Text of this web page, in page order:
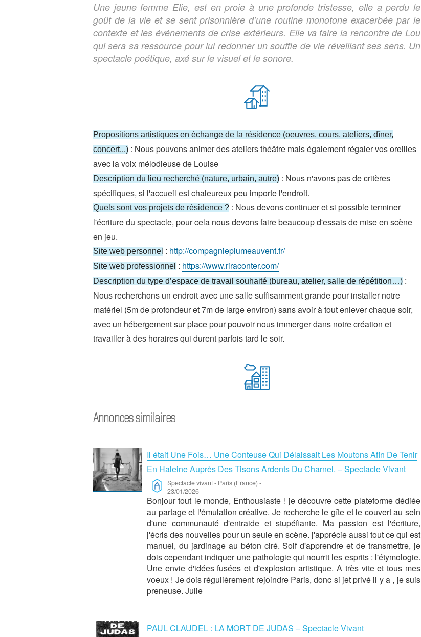
Une jeune femme Elie, est en proie à une profonde tristesse, elle a perdu le
goût de la vie et se sent prisonnière d’une routine monotone exacerbée par le
contexte et les événements de crise extérieurs. Elle va faire la rencontre de Lou
qui sera sa ressource pour lui redonner un souffle de vie réveillant ses sens. Un
spectacle poétique, axé sur le visuel et le sonore.
Propositions artistiques en échange de la résidence (oeuvres, cours, ateliers, dîner,
concert...) : Nous pouvons animer des ateliers théâtre mais également régaler vos oreilles
avec la voix mélodieuse de Louise
Description du lieu recherché (nature, urbain, autre) : Nous n'avons pas de critères
spécifiques, si l'accueil est chaleureux peu importe l'endroit.
Quels sont vos projets de résidence ? : Nous devons continuer et si possible terminer
l'écriture du spectacle, pour cela nous devons faire beaucoup d'essais de mise en scène
en jeu.
Site web personnel : http://compagnieplumeauvent.fr/
Site web professionnel : https://www.riraconter.com/
Description du type d’espace de travail souhaité (bureau, atelier, salle de répétition…) :
Nous recherchons un endroit avec une salle suffisamment grande pour installer notre
matériel (5m de profondeur et 7m de large environ) sans avoir à tout enlever chaque soir,
avec un hébergement sur place pour pouvoir nous immerger dans notre création et
travailler à des horaires qui durent parfois tard le soir.
Annonces similaires
Il était Une Fois… Une Conteuse Qui Délaissait Les Moutons Afin De Tenir
En Haleine Auprès Des Tisons Ardents Du Charnel. – Spectacle Vivant
Spectacle vivant- Paris (France) -
23/01/2026
Bonjour tout le monde, Enthousiaste ! je découvre cette plateforme dédiée
au partage et l'émulation créative. Je recherche le gîte et le couvert au sein
d'une communauté d'entraide et stupéfiante. Ma passion est l'écriture,
j'écris des nouvelles pour un seule en scène. j'apprécie aussi tout ce qui est
manuel, du jardinage au béton ciré. Soif d'apprendre et de transmettre, je
dois cependant indiquer une pathologie qui nourrit les esprits : l'étymologie.
Une envie d'idées fusées et d'explosion artistique. A très vite et tous mes
voeux ! Je dois régulièrement rejoindre Paris, donc si jet privé il y a , je suis
preneuse. Julie
PAUL CLAUDEL : LA MORT DE JUDAS – Spectacle Vivant